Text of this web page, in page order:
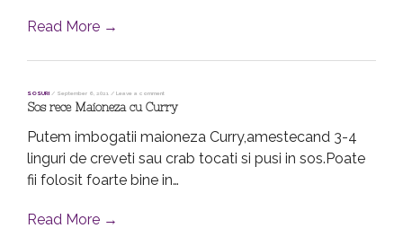
Read More →
SOSURI / September 6, 2021 / Leave a comment
Sos rece Maioneza cu Curry
Putem imbogatii maioneza Curry,amestecand 3-4
linguri de creveti sau crab tocati si pusi in sos.Poate
fii folosit foarte bine in…
Read More →